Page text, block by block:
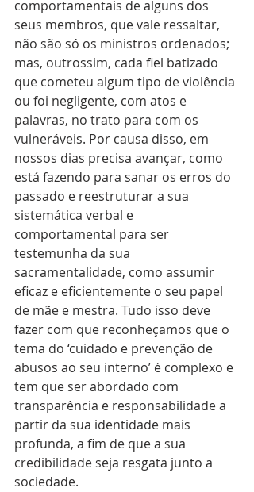
comportamentais de alguns dos
seus membros, que vale ressaltar,
não são só os ministros ordenados;
mas, outrossim, cada fiel batizado
que cometeu algum tipo de violência
ou foi negligente, com atos e
palavras, no trato para com os
vulneráveis. Por causa disso, em
nossos dias precisa avançar, como
está fazendo para sanar os erros do
passado e reestruturar a sua
sistemática verbal e
comportamental para ser
testemunha da sua
sacramentalidade, como assumir
eficaz e eficientemente o seu papel
de mãe e mestra. Tudo isso deve
fazer com que reconheçamos que o
tema do ‘cuidado e prevenção de
abusos ao seu interno’ é complexo e
tem que ser abordado com
transparência e responsabilidade a
partir da sua identidade mais
profunda, a fim de que a sua
credibilidade seja resgata junto a
sociedade.